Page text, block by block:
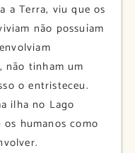
a Terra, viu que os
não possuíam
não tinham um
o entristeceu.
ilha no Lago
humanos como